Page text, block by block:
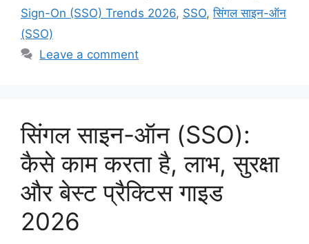
Sign-On (SSO) Trends 2026, SSO,सिंगल साइन-ऑन
(SSO)
Leave a comment
सिंगल साइन-ऑन (SSO):
कैसे काम करता है, लाभ, सुरक्षा
और बेस्ट प्रैक्टिस गाइड
2026